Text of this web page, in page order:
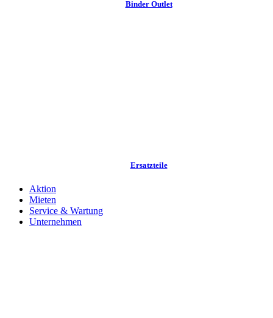
Binder Outlet
Ersatzteile
Aktion
Mieten
Service & Wartung
Unternehmen